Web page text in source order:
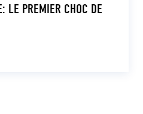
LE PREMIER CHOC DE